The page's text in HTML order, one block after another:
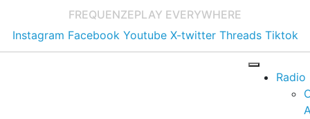
FREQUENZEPLAY EVERYWHERE
Instagram Facebook Youtube X-twitter Threads Tiktok
Radio